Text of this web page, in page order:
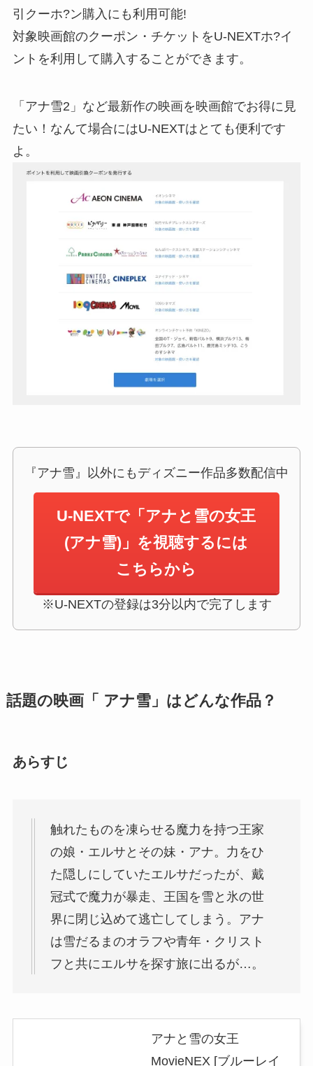
引クーホ?ン購入にも利用可能!
対象映画館のクーポン・チケットをU-NEXTホ?イ
ントを利用して購入することができます。
「アナ雪2」など最新作の映画を映画館でお得に見
たい！なんて場合にはU-NEXTはとても便利です
よ。
『アナ雪』以外にもディズニー作品多数配信中
U-NEXTで「アナと雪の女王
(アナ雪)」を視聴するには
こちらから
※U-NEXTの登録は3分以内で完了します
話題の映画「 アナ雪」はどんな作品？
あらすじ
触れたものを凍らせる魔力を持つ王家
の娘・エルサとその妹・アナ。力をひ
た隠しにしていたエルサだったが、戴
冠式で魔力が暴走、王国を雪と氷の世
界に閉じ込めて逃亡してしまう。アナ
は雪だるまのオラフや青年・クリスト
フと共にエルサを探す旅に出るが…。
アナと雪の女王
MovieNEX [ブルーレイ